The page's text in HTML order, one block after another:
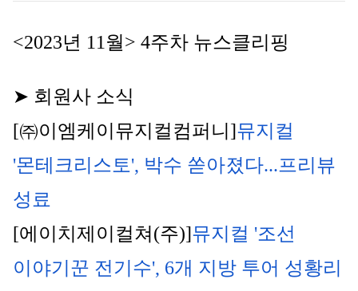
<2023년 11월> 4주차 뉴스클리핑
➤ 회원사 소식
[㈜이엠케이뮤지컬컴퍼니]뮤지컬
'몬테크리스토', 박수 쏟아졌다...프리뷰
성료
[에이치제이컬쳐(주)]뮤지컬 '조선
이야기꾼 전기수', 6개 지방 투어 성황리